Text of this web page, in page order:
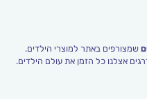
שמצורפים באתר למוצרי הילדים.